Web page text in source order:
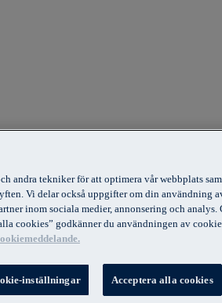
andra tekniker för att optimera vår webbplats
Vi delar också uppgifter om din användning
inom sociala medier, annonsering och analys.
cookies” godkänner du användningen av
inställningar Acceptera alla cookies